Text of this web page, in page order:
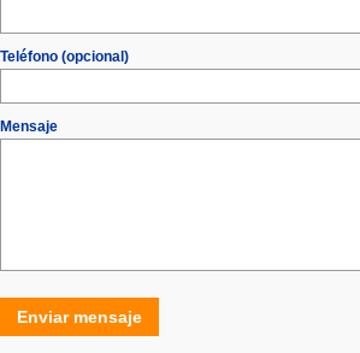
Teléfono (opcional)
Mensaje
Enviar mensaje